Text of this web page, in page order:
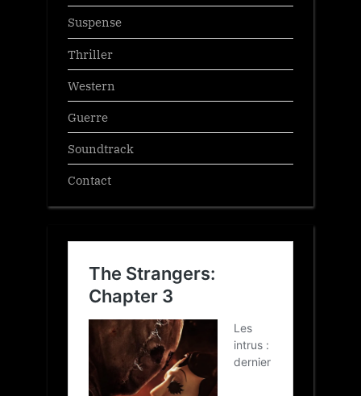
Suspense
Thriller
Western
Guerre
Soundtrack
Contact